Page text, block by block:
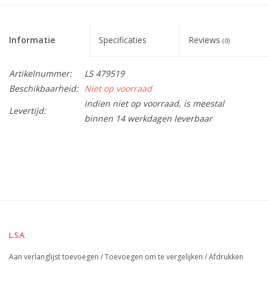
Informatie Specificaties Reviews (0)
Artikelnummer:
LS 479519
Beschikbaarheid: Niet op voorraad
Levertijd:
indien niet op voorraad, is meestal
binnen 14 werkdagen leverbaar
L.S.A.
Aan verlanglijst toevoegen /Toevoegen om te vergelijken /Afdrukken